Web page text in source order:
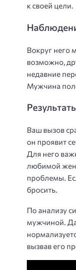
к своей цели.
Вокруг него
возможно,
недавние
Мужчина
Ваш вызов
он проявит
Для него
любимой
проблемы.
бросить.
По анализу
мужчиной.
вызвав его